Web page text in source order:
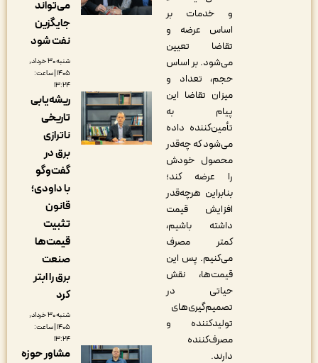
و خدمات بر
اساس عرضه و
تقاضا تعیین
می‌شود. بر اساس
حجم، تعداد و
میزان تقاضا این
پیام به
تأمین‌کننده داده
می‌شود که چه‌قدر
محصول خودش
را عرضه کند؛
بنابراین هرچه‌قدر
افزایش قیمت
داشته باشیم،
کمتر مصرف
می‌کنیم. پس این
قیمت‌ها، نقش
حیاتی در
تصمیم‌گیری‌های
تولیدکننده و
مصرف‌کننده
می‌تواند
جایگزین
نفت شود
شنبه ۳۰ خرداد,
۱۴۰۵ | ساعت:
ریشه‌یابی
تاریخی
ناترازی
گفت‌وگو
با داودی؛
قیمت‌ها
برق را ابتر
شنبه ۳۰ خرداد,
۱۴۰۵ | ساعت:
مشاور حوزه